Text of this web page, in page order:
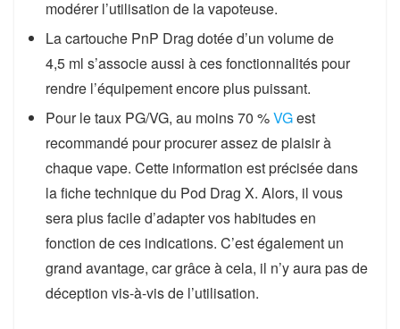
modérer l’utilisation de la vapoteuse.
La cartouche PnP Drag dotée d’un volume de
4,5 ml s’associe aussi à ces fonctionnalités pour
rendre l’équipement encore plus puissant.
Pour le taux PG/VG, au moins 70 %VGest
recommandé pour procurer assez de plaisir à
chaque vape. Cette information est précisée dans
la fiche technique du Pod Drag X. Alors, il vous
sera plus facile d’adapter vos habitudes en
fonction de ces indications. C’est également un
grand avantage, car grâce à cela, il n’y aura pas de
déception vis-à-vis de l’utilisation.